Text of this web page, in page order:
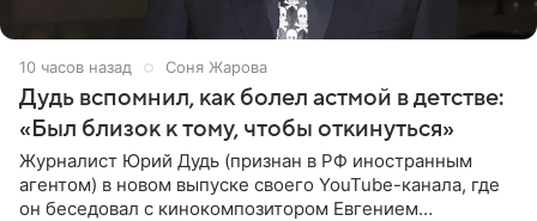
10 часов назад Соня Жарова
Дудь вспомнил, как болел астмой в детстве:
«Был близок к тому, чтобы откинуться»
Журналист Юрий Дудь (признан в РФ иностранным
агентом) в новом выпуске своего YouTube-канала, где
он беседовал с кинокомпозитором Евгением